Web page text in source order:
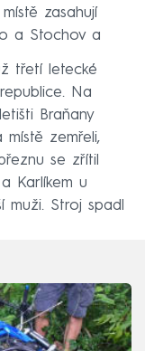
zasahují
a Stochov a
třetí letecké
Na
Braňany
zemřeli,
se zřítil
Karlíkem u
muži. Stroj spadl